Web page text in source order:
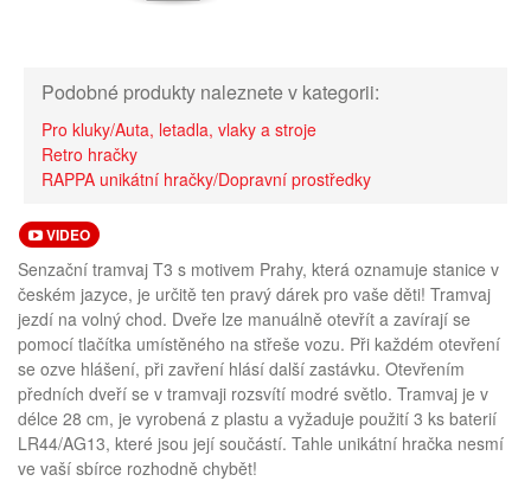
Podobné produkty naleznete v kategorii:
Pro kluky/Auta, letadla, vlaky a stroje
Retro hračky
RAPPA unikátní hračky/Dopravní prostředky
VIDEO
Senzační tramvaj T3 s motivem Prahy, která oznamuje stanice v
českém jazyce, je určitě ten pravý dárek pro vaše děti! Tramvaj
jezdí na volný chod. Dveře lze manuálně otevřít a zavírají se
pomocí tlačítka umístěného na střeše vozu. Při každém otevření
se ozve hlášení, při zavření hlásí další zastávku. Otevřením
předních dveří se v tramvaji rozsvítí modré světlo. Tramvaj je v
délce 28 cm, je vyrobená z plastu a vyžaduje použití 3 ks baterií
LR44/AG13, které jsou její součástí. Tahle unikátní hračka nesmí
ve vaší sbírce rozhodně chybět!